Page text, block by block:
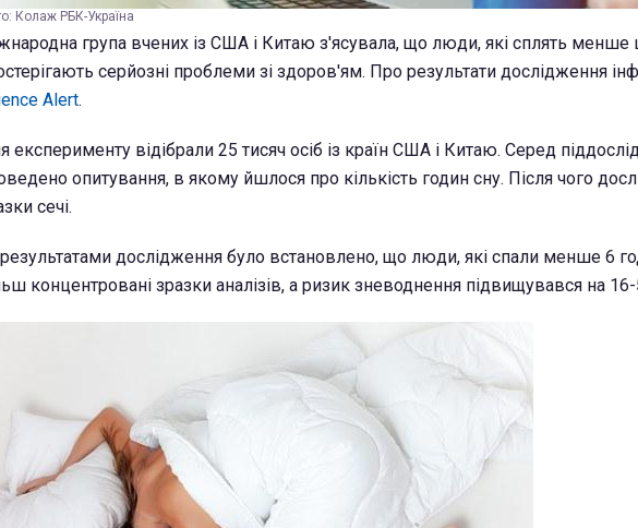
Колаж РБК-Україна
група вчених із США і Китаю з'ясувала, що люди, які сплять менше
серйозні проблеми зі здоров'ям. Про результати дослідження
Alert.
експерименту відібрали 25 тисяч осіб із країн США і Китаю. Серед
опитування, в якому йшлося про кількість годин сну. Після чого
сечі.
дослідження було встановлено, що люди, які спали менше 6
концентровані зразки аналізів, а ризик зневоднення підвищувався на 16-